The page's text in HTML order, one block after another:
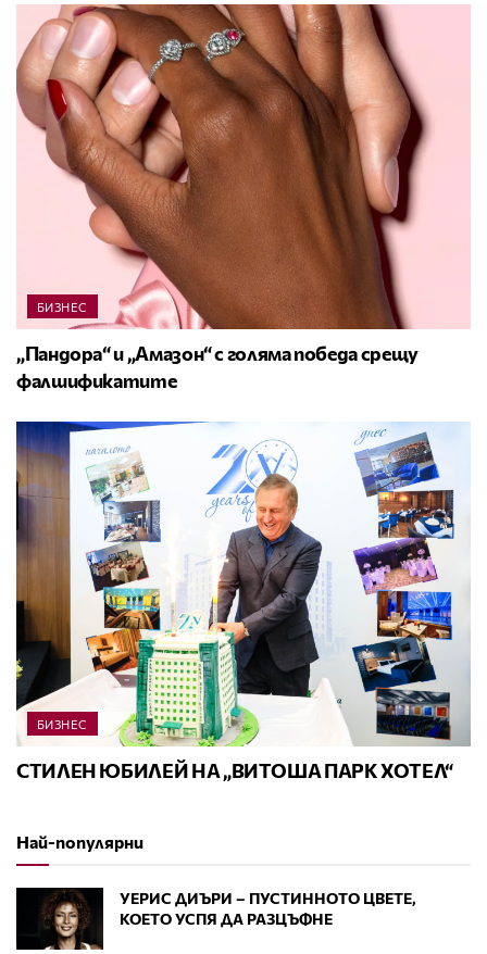
БИЗНЕС
„Пандора“ и „Амазон“ с голяма победа срещу
фалшификатите
БИЗНЕС
СТИЛЕН ЮБИЛЕЙ НА „ВИТОША ПАРК ХОТЕЛ“
Най-популярни
УЕРИС ДИЪРИ – ПУСТИННОТО ЦВЕТЕ,
КОЕТО УСПЯ ДА РАЗЦЪФНЕ